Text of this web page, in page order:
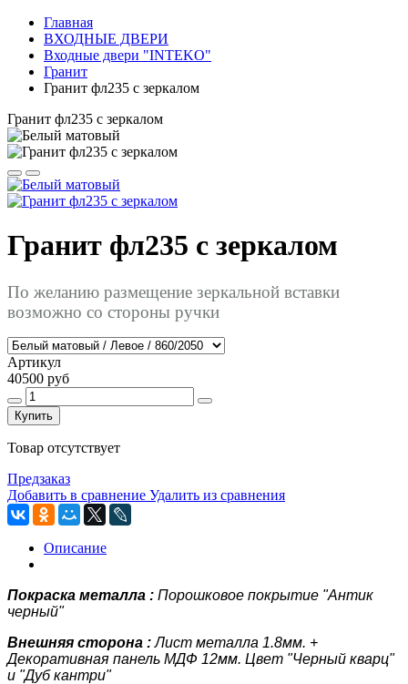
Главная
ВХОДНЫЕ ДВЕРИ
Входные двери "INTEKO"
Гранит
Гранит фл235 с зеркалом
Гранит фл235 с зеркалом
Гранит фл235 с зеркалом
По желанию размещение зеркальной вставки
возможно со стороны ручки
Артикул
40500 руб
Купить
Товар отсутствует
Предзаказ
Добавить в сравнение Удалить из сравнения
Описание
Покраска металла : Порошковое покрытие "Антик
черный"
Внешняя сторона :Лист металла 1.8мм. +
Декоративная панель МДФ 12мм. Цвет "Черный кварц"
и "Дуб кантри"